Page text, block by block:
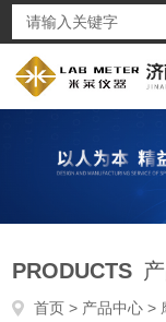
PRODUCTS
首页 > 产品中心 >